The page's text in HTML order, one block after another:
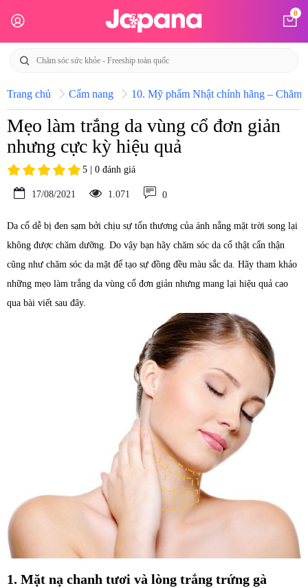
0
Trang chủ Cẩm nang 10. Mỹ phẩm Nhật chính hãng – Chăm
Mẹo làm trắng da vùng cổ đơn giản
nhưng cực kỳ hiệu quả
5 | 0 đánh giá
17/08/2021 1.071 0
Da cổ dễ bị đen sạm bởi chịu sự tổn thương của ánh nắng mặt trời song lại
không được chăm dưỡng. Do vậy bạn hãy chăm sóc da cổ thật cẩn thận
cũng như chăm sóc da mặt để tạo sự đồng đều màu sắc da. Hãy tham khảo
những mẹo làm trắng da vùng cổ đơn giản nhưng mang lại hiệu quả cao
qua bài viết sau đây.
1. Mặt nạ chanh tươi và lòng trắng trứng gà